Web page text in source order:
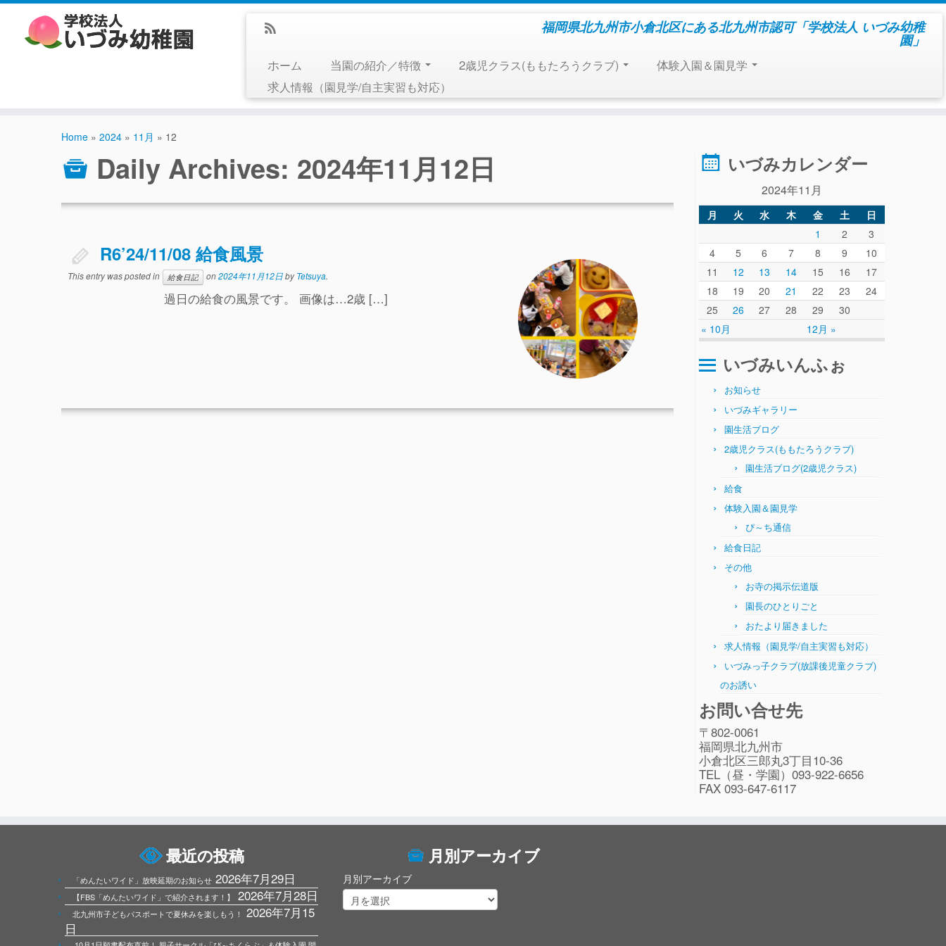
福岡県北九州市小倉北区にある北九州市認可「学校法人 いづみ幼稚
園」
ホーム 当園の紹介／特徴 2歳児クラス(ももたろうクラブ)
体験入園＆園見学
求人情報（園見学/自主実習も対応）
Home » 2024 » 11月 » 12
Daily Archives: 2024年11月12日
R6’24/11/08 給食風景
This entry was posted in 給食日記 on2024年11月12日byTetsuya.
過日の給食の風景です。 画像は…2歳 […]
いづみカレンダー
2024年11月
月 火 水 木 金 土 日
« 10月 12月 »
1 2
3
4
5 6 7 8 9
10
11
12 13 14 15 16
17
18
19 20 21 22 23
24
25
26 27 28 29 30
いづみいんふぉ
お知らせ
いづみギャラリー
園生活ブログ
2歳児クラス(ももたろうクラブ)
園生活ブログ(2歳児クラス)
給食
体験入園＆園見学
ぴ～ち通信
給食日記
その他
お寺の掲示伝道版
園長のひとりごと
おたより届きました
求人情報（園見学/自主実習も対応）
いづみっ子クラブ(放課後児童クラブ)
のお誘い
お問い合せ先
〒802-0061
福岡県北九州市
小倉北区三郎丸3丁目10-36
TEL（昼・学園）093-922-6656
FAX 093-647-6117
最近の投稿
「めんたいワイド」放映延期のお知らせ 2026年7月29日
【FBS「めんたいワイド」で紹介されます！】 2026年7月28日
北九州市子どもパスポートで夏休みを楽しもう！
2026年7月15
日
月別アーカイブ
月別アーカイブ